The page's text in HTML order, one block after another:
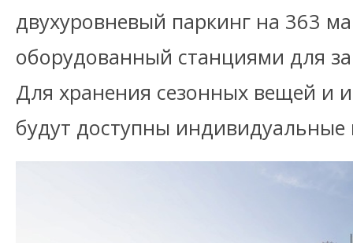
двухуровневый паркинг на 363
оборудованный станциями для
Для хранения сезонных вещей и
будут доступны